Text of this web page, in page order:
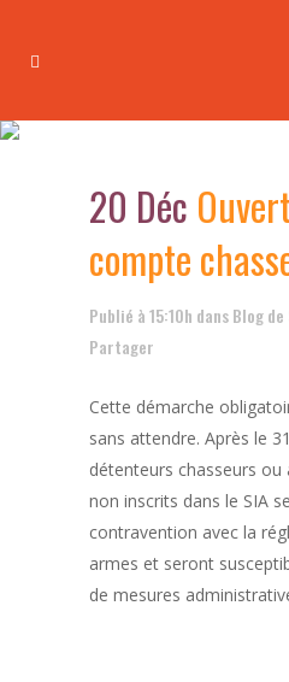
20 Déc
compte
Publié à 15:10h dansBlog
Partager
Cette démarche
sans attendre. Après le
détenteurs chasseurs ou
non inscrits dans le SIA
contravention avec la
armes et seront
de mesures